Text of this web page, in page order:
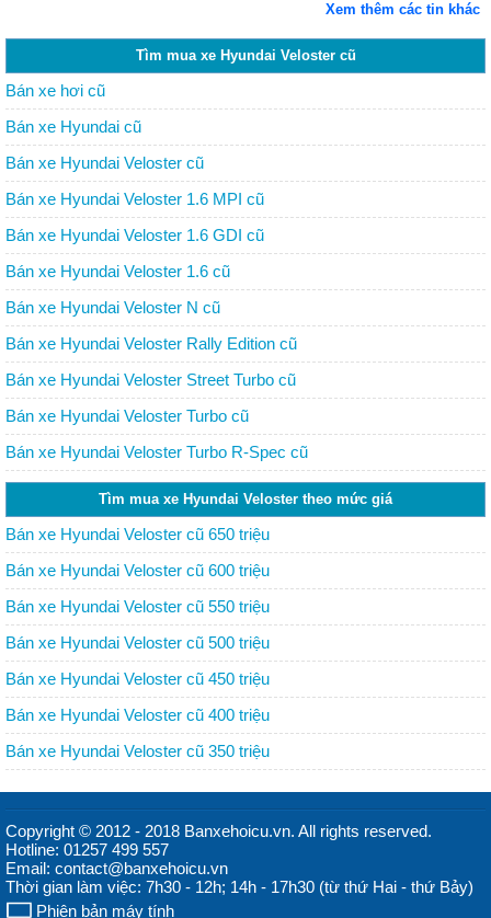
Xem thêm các tin khác
Tìm mua xe Hyundai Veloster cũ
Bán xe hơi cũ
Bán xe Hyundai cũ
Bán xe Hyundai Veloster cũ
Bán xe Hyundai Veloster 1.6 MPI cũ
Bán xe Hyundai Veloster 1.6 GDI cũ
Bán xe Hyundai Veloster 1.6 cũ
Bán xe Hyundai Veloster N cũ
Bán xe Hyundai Veloster Rally Edition cũ
Bán xe Hyundai Veloster Street Turbo cũ
Bán xe Hyundai Veloster Turbo cũ
Bán xe Hyundai Veloster Turbo R-Spec cũ
Tìm mua xe Hyundai Veloster theo mức giá
Bán xe Hyundai Veloster cũ 650 triệu
Bán xe Hyundai Veloster cũ 600 triệu
Bán xe Hyundai Veloster cũ 550 triệu
Bán xe Hyundai Veloster cũ 500 triệu
Bán xe Hyundai Veloster cũ 450 triệu
Bán xe Hyundai Veloster cũ 400 triệu
Bán xe Hyundai Veloster cũ 350 triệu
Copyright © 2012 - 2018 Banxehoicu.vn. All rights reserved.
Hotline: 01257 499 557
Email: contact@banxehoicu.vn
Thời gian làm việc: 7h30 - 12h; 14h - 17h30 (từ thứ Hai - thứ Bảy)
Phiên bản máy tính